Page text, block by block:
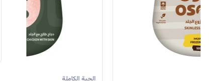
الحبة الكاملة
دجاج مبرد
الحبة الكاملة
دجاج مبرد